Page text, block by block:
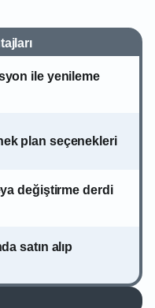
ile yenileme
plan seçenekleri
değiştirme derdi
satın alıp